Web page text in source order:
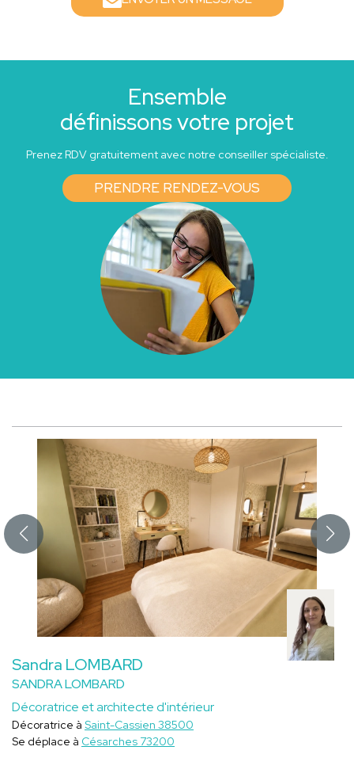
Ensemble
définissons votre projet
Prenez RDV gratuitement avec notre conseiller spécialiste.
PRENDRE RENDEZ-VOUS
Sandra LOMBARD
SANDRA LOMBARD
Décoratrice et architecte d'intérieur
Décoratrice à Saint-Cassien 38500
Se déplace à Césarches 73200